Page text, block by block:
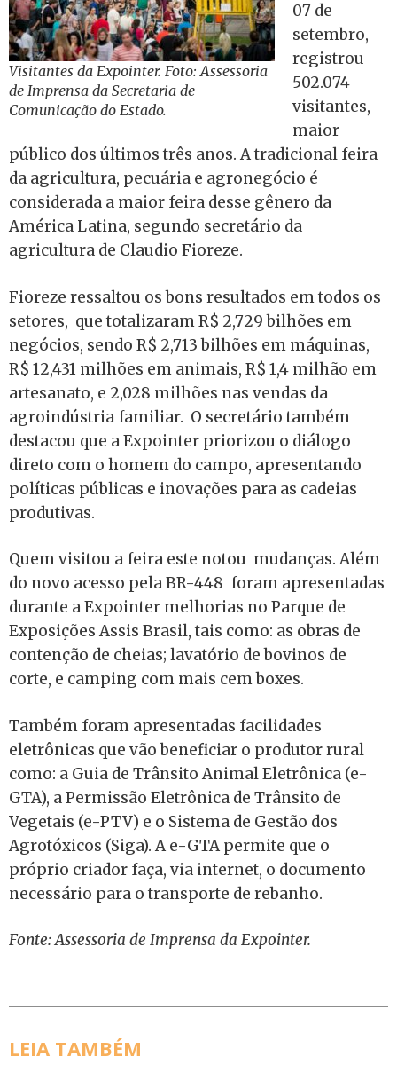
Visitantes da Expointer. Foto: Assessoria
de Imprensa da Secretaria de
Comunicação do Estado.
07 de
setembro,
registrou
502.074
visitantes,
maior
público dos últimos três anos. A tradicional feira
da agricultura, pecuária e agronegócio é
considerada a maior feira desse gênero da
América Latina, segundo secretário da
agricultura de Claudio Fioreze.
Fioreze ressaltou os bons resultados em todos os
setores, que totalizaram R$ 2,729 bilhões em
negócios, sendo R$ 2,713 bilhões em máquinas,
R$ 12,431 milhões em animais, R$ 1,4 milhão em
artesanato, e 2,028 milhões nas vendas da
agroindústria familiar. O secretário também
destacou que a Expointer priorizou o diálogo
direto com o homem do campo, apresentando
políticas públicas e inovações para as cadeias
produtivas.
Quem visitou a feira este notou mudanças. Além
do novo acesso pela BR-448 foram apresentadas
durante a Expointer melhorias no Parque de
Exposições Assis Brasil, tais como: as obras de
contenção de cheias; lavatório de bovinos de
corte, e camping com mais cem boxes.
Também foram apresentadas facilidades
eletrônicas que vão beneficiar o produtor rural
como: a Guia de Trânsito Animal Eletrônica (e-
GTA), a Permissão Eletrônica de Trânsito de
Vegetais (e-PTV) e o Sistema de Gestão dos
Agrotóxicos (Siga). A e-GTA permite que o
próprio criador faça, via internet, o documento
necessário para o transporte de rebanho.
Fonte: Assessoria de Imprensa da Expointer.
LEIA TAMBÉM